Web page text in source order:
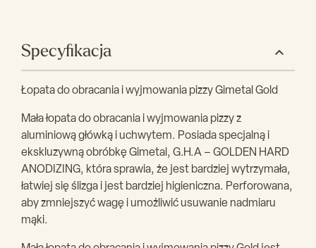
Specyfikacja
Łopata do obracania i wyjmowania pizzy Gimetal Gold
Mała łopata do obracania i wyjmowania pizzy z
aluminiową główką i uchwytem. Posiada specjalną i
ekskluzywną obróbkę Gimetal, G.H.A – GOLDEN HARD
ANODIZING, która sprawia, że jest bardziej wytrzymała,
łatwiej się ślizga i jest bardziej higieniczna. Perforowana,
aby zmniejszyć wagę i umożliwić usuwanie nadmiaru
mąki.